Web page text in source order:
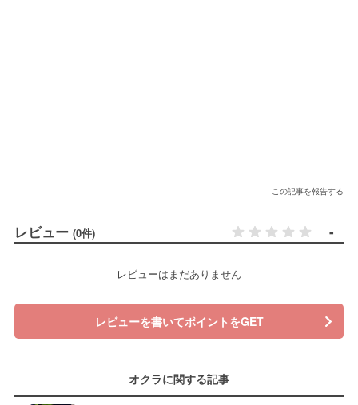
この記事を報告する
レビュー (0件) -
レビューはまだありません
レビューを書いてポイントをGET
オクラに関する記事